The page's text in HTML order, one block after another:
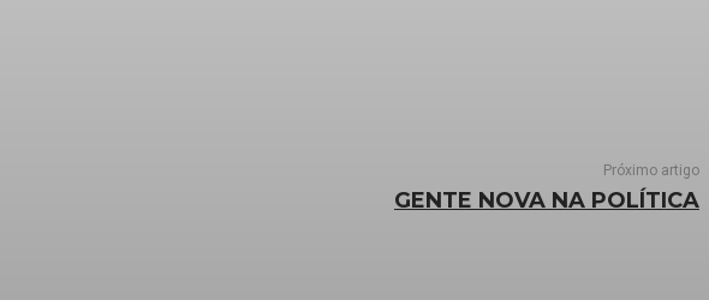
Próximo artigo
GENTE NOVA NA POLÍTICA